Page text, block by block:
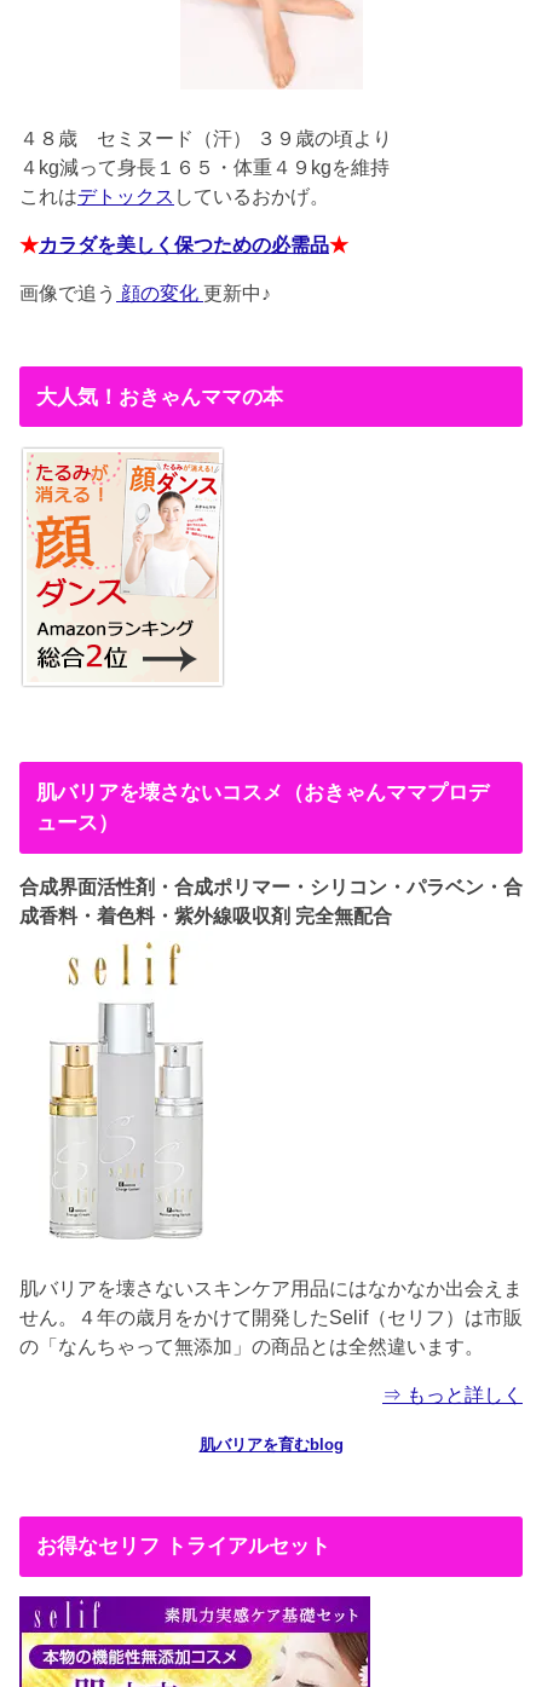
４８歳 セミヌード（汗） ３９歳の頃より
４kg減って身長１６５・体重４９kgを維持
これはデトックス しているおかげ。
★カラダを美しく保つための必需品★
画像で追う 顔の変化 更新中♪
大人気！おきゃんママの本
肌バリアを壊さないコスメ（おきゃんママプロデ
ュース）
合成界面活性剤・合成ポリマー・シリコン・パラベン・合
成香料・着色料・紫外線吸収剤 完全無配合
肌バリアを壊さないスキンケア用品にはなかなか出会えま
せん。４年の歳月をかけて開発したSelif（セリフ）は市販
の「なんちゃって無添加」の商品とは全然違います。
⇒ もっと詳しく
肌バリアを育むblog
お得なセリフ トライアルセット